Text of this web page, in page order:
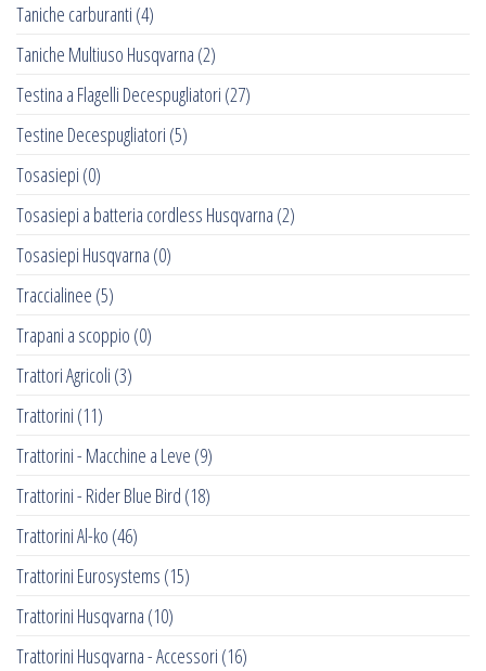
Taniche carburanti (4)
Taniche Multiuso Husqvarna (2)
Testina a Flagelli Decespugliatori (27)
Testine Decespugliatori (5)
Tosasiepi (0)
Tosasiepi a batteria cordless Husqvarna (2)
Tosasiepi Husqvarna (0)
Traccialinee (5)
Trapani a scoppio (0)
Trattori Agricoli (3)
Trattorini (11)
Trattorini - Macchine a Leve (9)
Trattorini - Rider Blue Bird (18)
Trattorini Al-ko (46)
Trattorini Eurosystems (15)
Trattorini Husqvarna (10)
Trattorini Husqvarna - Accessori (16)